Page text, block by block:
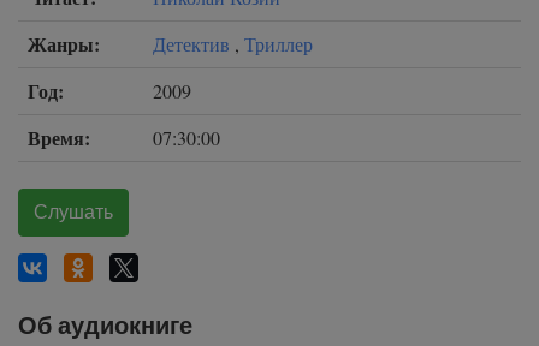
Жанры: Детектив , Триллер
Год: 2009
Время: 07:30:00
Слушать
Об аудиокниге